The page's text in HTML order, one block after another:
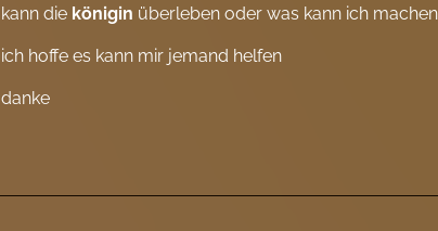
kann die königin überleben oder was kann ich machen
ich hoffe es kann mir jemand helfen
danke